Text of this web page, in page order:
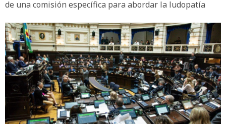
de una comisión específica para abordar la ludopatía